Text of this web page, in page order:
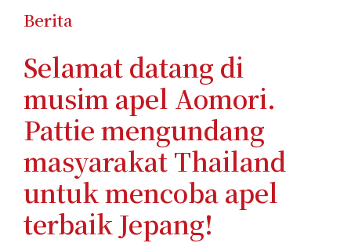
Berita
Selamat datang di
musim apel Aomori.
Pattie mengundang
masyarakat Thailand
untuk mencoba apel
terbaik Jepang!